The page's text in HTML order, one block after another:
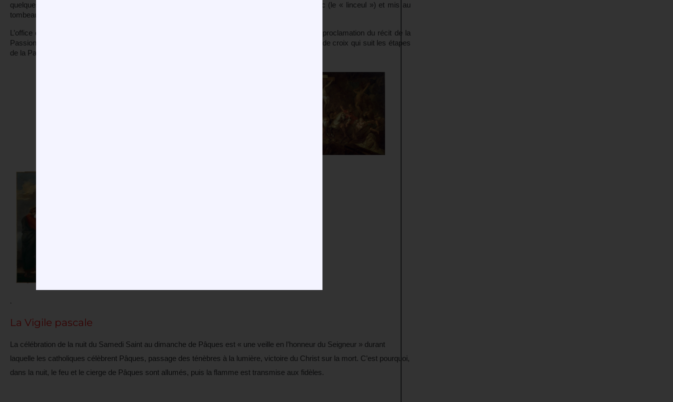
quelques heures. Descendu de la croix par ses proches, Il est enveloppé dans un linge blanc (le « linceul ») et mis au
tombeau
L’office du Vendredi saint, appelé « célébration de la Passion du Seigneur », est centré sur la proclamation du récit de la
Passion. Il est également proposé aux fidèles, dans l’après-midi du Vendredi Saint, un Chemin de croix qui suit les étapes
de la Passion du Christ.
.
La Vigile pascale
La célébration de la nuit du Samedi Saint au dimanche de Pâques est « une veille en l’honneur du Seigneur » durant
laquelle les catholiques célèbrent Pâques, passage des ténèbres à la lumière, victoire du Christ sur la mort. C’est pourquoi,
dans la nuit, le feu et le cierge de Pâques sont allumés, puis la flamme est transmise aux fidèles.